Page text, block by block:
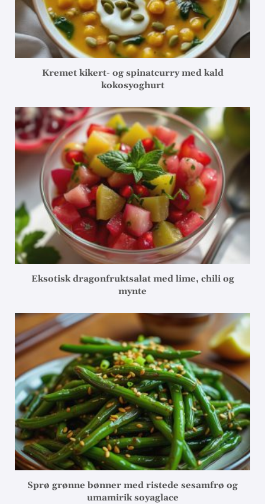
Kremet kikert- og spinatcurry med kald
kokosyoghurt
Eksotisk dragonfruktsalat med lime, chili og
mynte
Sprø grønne bønner med ristede sesamfrø og
umamirik soyaglace